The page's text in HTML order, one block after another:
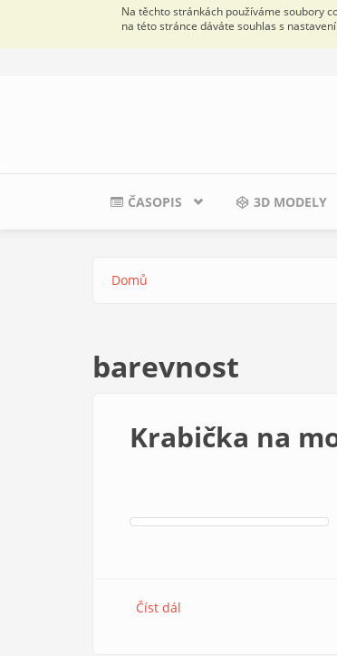
Na těchto stránkách používáme soubory
na této stránce dáváte souhlas s
ČASOPIS 3D MODELY
Jste zde
Domů
barevnost
Krabička na
Číst dál